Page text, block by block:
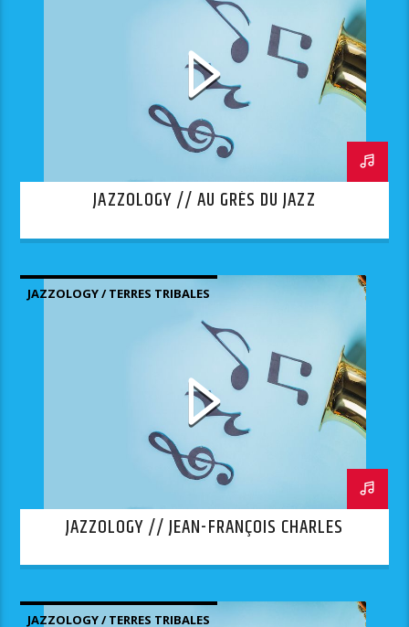
JAZZOLOGY // AU GRÈS DU JAZZ
JAZZOLOGY / TERRES TRIBALES
JAZZOLOGY // JEAN-FRANÇOIS CHARLES
JAZZOLOGY / TERRES TRIBALES